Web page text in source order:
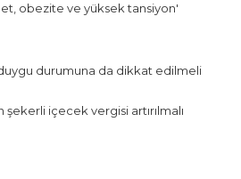
obezite ve yüksek tansiyon'
durumuna da dikkat edilmeli
içecek vergisi artırılmalı